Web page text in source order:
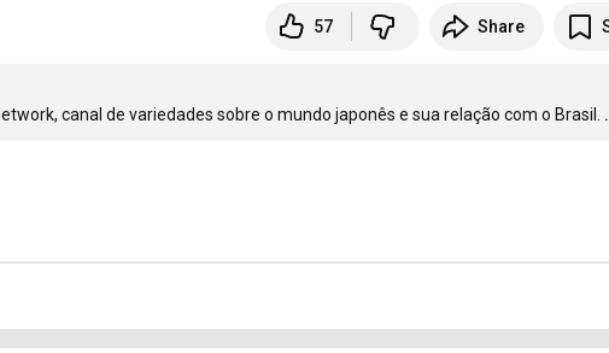
57 Share
canal de variedades sobre o mundo japonês e sua relação com o Brasil.